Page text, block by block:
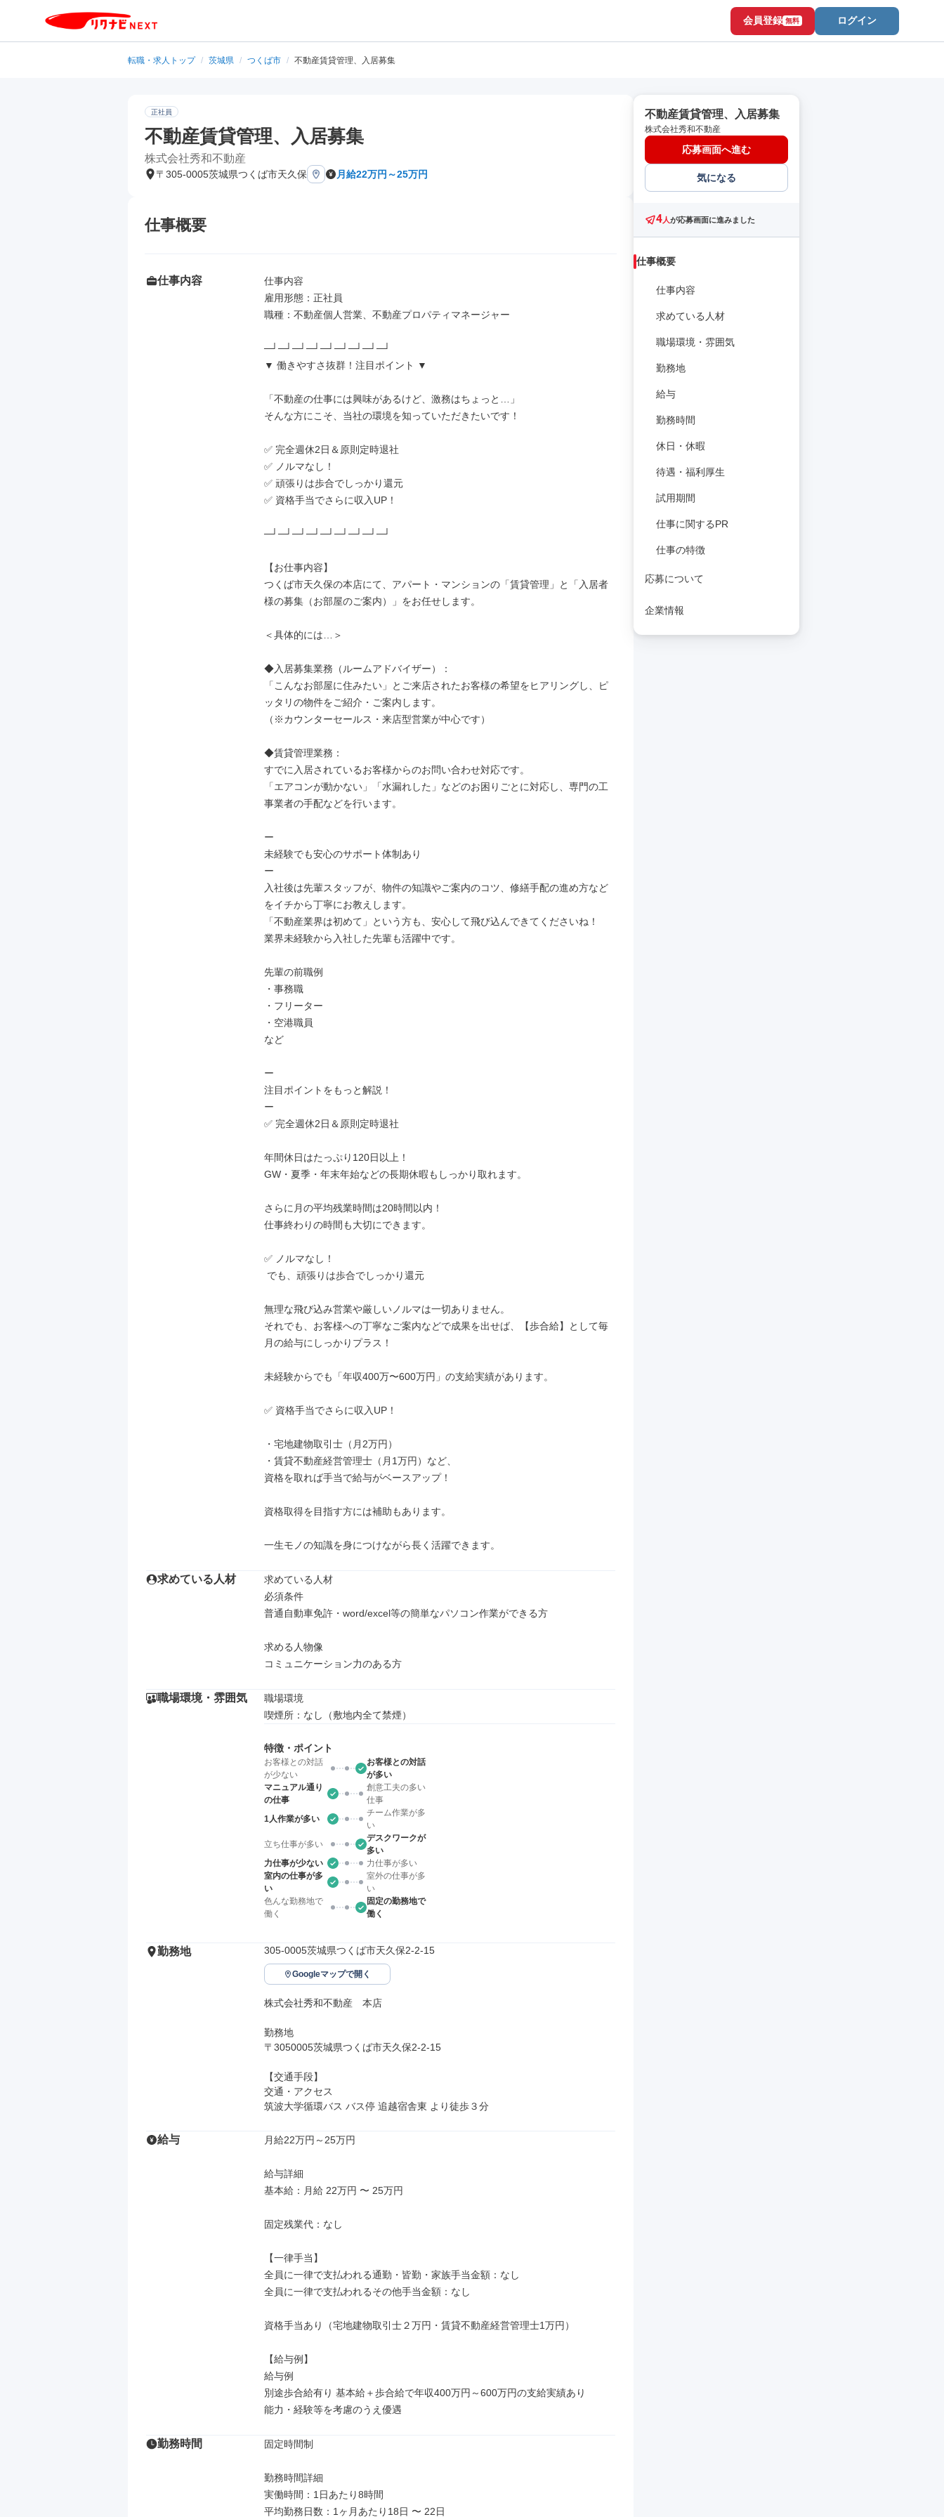
会員登録 無料 ログイン
転職・求人トップ / 茨城県 / つくば市 / 不動産賃貸管理、入居募集
正社員
不動産賃貸管理、入居募集
株式会社秀和不動産
〒305-0005茨城県つくば市天久保 月給22万円～25万円
仕事概要
仕事内容
仕事内容
雇用形態：正社員
職種：不動産個人営業、不動産プロパティマネージャー
─┘─┘─┘─┘─┘─┘─┘─┘─┘
▼ 働きやすさ抜群！注目ポイント ▼
「不動産の仕事には興味があるけど、激務はちょっと…」
そんな方にこそ、当社の環境を知っていただきたいです！
✅ 完全週休2日＆原則定時退社
✅ ノルマなし！
✅ 頑張りは歩合でしっかり還元
✅ 資格手当でさらに収入UP！
─┘─┘─┘─┘─┘─┘─┘─┘─┘
【お仕事内容】
つくば市天久保の本店にて、アパート・マンションの「賃貸管理」と「入居者
様の募集（お部屋のご案内）」をお任せします。
＜具体的には…＞
◆入居募集業務（ルームアドバイザー）：
「こんなお部屋に住みたい」とご来店されたお客様の希望をヒアリングし、ピ
ッタリの物件をご紹介・ご案内します。
（※カウンターセールス・来店型営業が中心です）
◆賃貸管理業務：
すでに入居されているお客様からのお問い合わせ対応です。
「エアコンが動かない」「水漏れした」などのお困りごとに対応し、専門の工
事業者の手配などを行います。
ー
未経験でも安心のサポート体制あり
ー
入社後は先輩スタッフが、物件の知識やご案内のコツ、修繕手配の進め方など
をイチから丁寧にお教えします。
「不動産業界は初めて」という方も、安心して飛び込んできてくださいね！
業界未経験から入社した先輩も活躍中です。
先輩の前職例
・事務職
・フリーター
・空港職員
など
ー
注目ポイントをもっと解説！
ー
✅ 完全週休2日＆原則定時退社
年間休日はたっぷり120日以上！
GW・夏季・年末年始などの長期休暇もしっかり取れます。
さらに月の平均残業時間は20時間以内！
仕事終わりの時間も大切にできます。
✅ ノルマなし！
無理な飛び込み営業や厳しいノルマは一切ありません。
それでも、お客様への丁寧なご案内などで成果を出せば、【歩合給】として毎
月の給与にしっかりプラス！
未経験からでも「年収400万〜600万円」の支給実績があります。
✅ 資格手当でさらに収入UP！
・宅地建物取引士（月2万円）
・賃貸不動産経営管理士（月1万円）など、
資格を取れば手当で給与がベースアップ！
資格取得を目指す方には補助もあります。
一生モノの知識を身につけながら長く活躍できます。
求めている人材
求めている人材
必須条件
普通自動車免許・word/excel等の簡単なパソコン作業ができる方
求める人物像
コミュニケーション力のある方
職場環境・雰囲気
職場環境
喫煙所：なし（敷地内全て禁煙）
特徴・ポイント
お客様との対話
が少ない
お客様との対話
が多い
マニュアル通り
の仕事
創意工夫の多い
仕事
1人作業が多い
チーム作業が多
い
立ち仕事が多い
デスクワークが
多い
力仕事が少ない
力仕事が多い
室内の仕事が多
い
室外の仕事が多
い
色んな勤務地で
働く
固定の勤務地で
働く
勤務地 305-0005茨城県つくば市天久保2-2-15
Googleマップで開く
株式会社秀和不動産　本店
勤務地
〒3050005茨城県つくば市天久保2-2-15
【交通手段】
交通・アクセス
筑波大学循環バス バス停 追越宿舎東 より徒歩３分
給与 月給22万円～25万円
給与詳細
基本給：月給 22万円 〜 25万円
固定残業代：なし
【一律手当】
全員に一律で支払われる通勤・皆勤・家族手当金額：なし
全員に一律で支払われるその他手当金額：なし
資格手当あり（宅地建物取引士２万円・賃貸不動産経営管理士1万円）
【給与例】
給与例
別途歩合給有り 基本給＋歩合給で年収400万円～600万円の支給実績あり
能力・経験等を考慮のうえ優遇
勤務時間 固定時間制
勤務時間詳細
実働時間：1日あたり8時間
平均勤務日数：1ヶ月あたり18日 〜 22日
不動産賃貸管理、入居募集
株式会社秀和不動産
応募画面へ進む
気になる
4人が応募画面に進みました
仕事概要
仕事内容
求めている人材
職場環境・雰囲気
勤務地
給与
勤務時間
休日・休暇
待遇・福利厚生
試用期間
仕事に関するPR
仕事の特徴
応募について
企業情報